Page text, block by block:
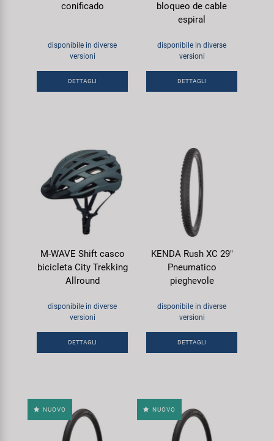
conificado
disponibile in diverse
versioni
DETTAGLI
bloqueo de cable
espiral
disponibile in diverse
versioni
DETTAGLI
M-WAVE Shift casco
bicicleta City Trekking
Allround
disponibile in diverse
versioni
DETTAGLI
KENDA Rush XC 29"
Pneumatico
pieghevole
disponibile in diverse
versioni
DETTAGLI
NUOVO NUOVO